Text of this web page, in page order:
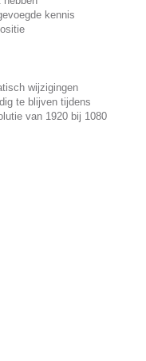
kennis
wijzigingen
te blijven tijdens
van 1920 bij 1080